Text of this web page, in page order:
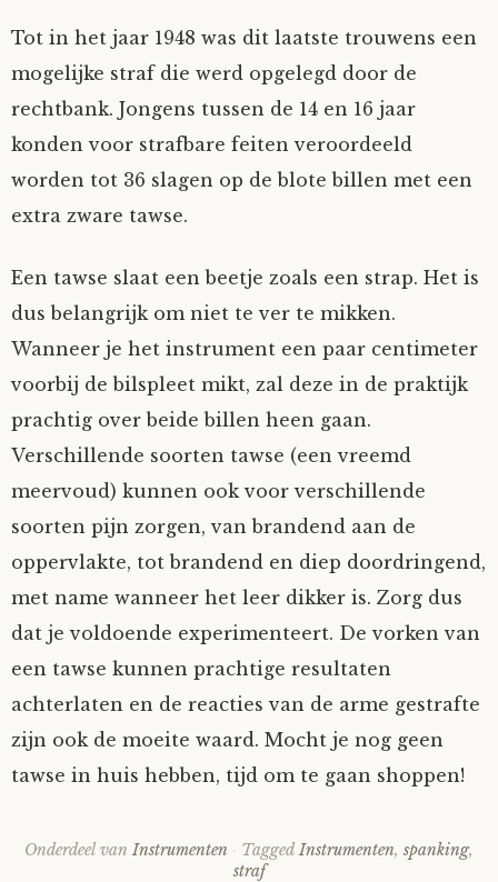
Switch
Tim-
Tom Mathys
Vorrion
Vrolijke Dondersteen
Zofianina
Tot in het jaar 1948 was dit laatste trouwens een
mogelijke straf die werd opgelegd door de
rechtbank. Jongens tussen de 14 en 16 jaar
konden voor strafbare feiten veroordeeld
worden tot 36 slagen op de blote billen met een
extra zware tawse.
Een tawse slaat een beetje zoals een strap. Het is
dus belangrijk om niet te ver te mikken.
Wanneer je het instrument een paar centimeter
voorbij de bilspleet mikt, zal deze in de praktijk
prachtig over beide billen heen gaan.
Verschillende soorten tawse (een vreemd
meervoud) kunnen ook voor verschillende
soorten pijn zorgen, van brandend aan de
oppervlakte, tot brandend en diep doordringend,
met name wanneer het leer dikker is. Zorg dus
dat je voldoende experimenteert. De vorken van
een tawse kunnen prachtige resultaten
achterlaten en de reacties van de arme gestrafte
zijn ook de moeite waard. Mocht je nog geen
tawse in huis hebben, tijd om te gaan shoppen!
Onderdeel van Instrumenten Tagged Instrumenten, spanking,
straf